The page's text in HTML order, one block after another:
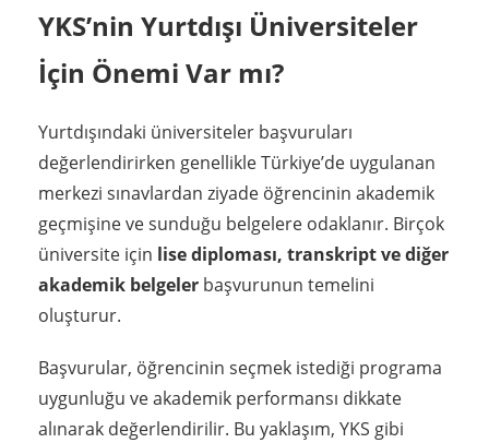
YKS’nin Yurtdışı Üniversiteler
İçin Önemi Var mı?
Yurtdışındaki üniversiteler başvuruları
değerlendirirken genellikle Türkiye’de uygulanan
merkezi sınavlardan ziyade öğrencinin akademik
geçmişine ve sunduğu belgelere odaklanır. Birçok
üniversite için lise diploması, transkript ve diğer
akademik belgeler başvurunun temelini
oluşturur.
Başvurular, öğrencinin seçmek istediği programa
uygunluğu ve akademik performansı dikkate
alınarak değerlendirilir. Bu yaklaşım, YKS gibi